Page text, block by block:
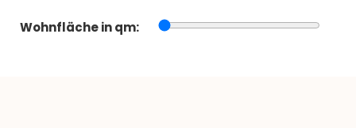
Wohnfläche in qm: